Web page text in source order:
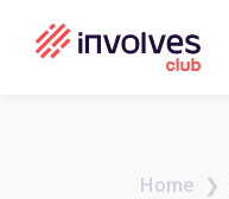
Home ❯